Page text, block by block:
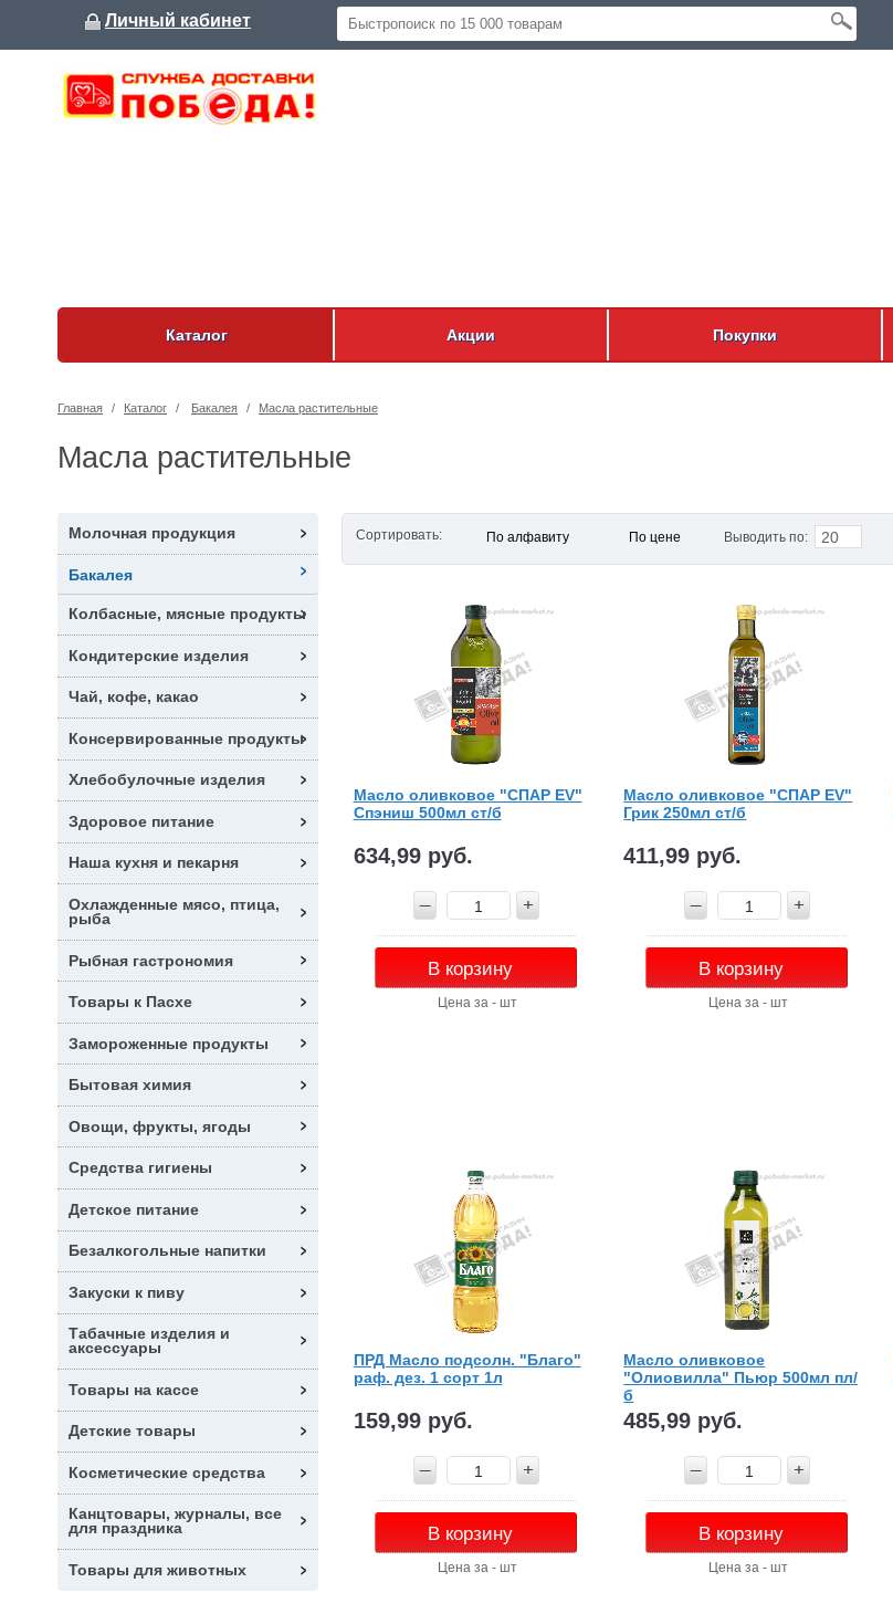
Личный кабинет
Каталог Акции Покупки
Главная / Каталог / Бакалея / Масла растительные
Масла растительные
Молочная продукция
Бакалея
Колбасные, мясные продукты
Кондитерские изделия
Чай, кофе, какао
Консервированные продукты
Хлебобулочные изделия
Здоровое питание
Наша кухня и пекарня
Охлажденные мясо, птица,
рыба
Рыбная гастрономия
Товары к Пасхе
Замороженные продукты
Бытовая химия
Овощи, фрукты, ягоды
Средства гигиены
Детское питание
Безалкогольные напитки
Закуски к пиву
Табачные изделия и
аксессуары
Товары на кассе
Детские товары
Косметические средства
Канцтовары, журналы, все
для праздника
Товары для животных
Сортировать: По алфавиту По цене Выводить по: 20
Масло оливковое "СПАР ЕV"
Спэниш 500мл ст/б
634,99 руб.
В корзину
Цена за - шт
Масло оливковое "СПАР ЕV"
Грик 250мл ст/б
411,99 руб.
В корзину
Цена за - шт
ПРД Масло подсолн. "Благо"
раф. дез. 1 сорт 1л
159,99 руб.
В корзину
Цена за - шт
Масло оливковое
"Олиовилла" Пьюр 500мл пл/
б
485,99 руб.
В корзину
Цена за - шт